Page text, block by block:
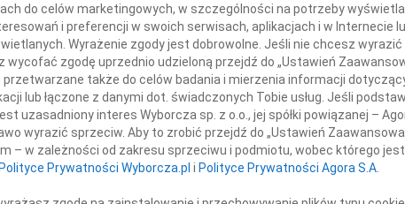
16 listopada zmarła w Sztokholmie
+
INNE NEKROLOGI
Asia Kułakowska
Asia Kułakowska
Małgorzata
Z żalem żegnam
Janusz Goetze
Janusz Goetze
Wacława Stec-
W dniu 4
do celów marketingowych, w szczególności na potrzeby
i preferencji w swoich serwisach, aplikacjach i w Internecie
Wyrażenie zgody jest dobrowolne. Jeśli nie chcesz wyrazić
zgodę uprzednio udzieloną przejdź do „Ustawień
przetwarzane także do celów badania i mierzenia informacji
lub łączone z danymi dot. świadczonych Tobie usług. Jeśli
uzasadniony interes Wyborcza sp. z o.o., jej spółki powiązanej –
wyrazić sprzeciw. Aby to zrobić przejdź do „Ustawień
– w zależności od zakresu sprzeciwu i podmiotu, wobec którego jest
Prywatności Wyborcza.pl i Polityce Prywatności Agora S.A.